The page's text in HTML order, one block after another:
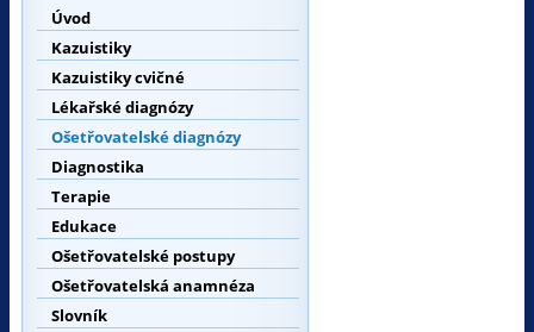
Úvod
Kazuistiky
Kazuistiky cvičné
Lékařské diagnózy
Ošetřovatelské diagnózy
Diagnostika
Terapie
Edukace
Ošetřovatelské postupy
Ošetřovatelská anamnéza
Slovník